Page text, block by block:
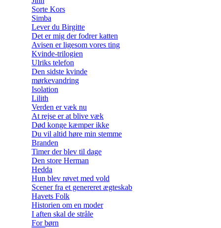
Sorte Kors
Simba
Lever du Birgitte
Det er mig der fodrer katten
Avisen er ligesom vores ting
Kvinde-trilogien
Ulriks telefon
Den sidste kvinde
mørkevandring
Isolation
Lilith
Verden er væk nu
At rejse er at blive væk
Død konge kæmper ikke
Du vil altid høre min stemme
Branden
Timer der blev til dage
Den store Herman
Hedda
Hun blev røvet med vold
Scener fra et genereret ægteskab
Havets Folk
Historien om en moder
I aften skal de stråle
For børn